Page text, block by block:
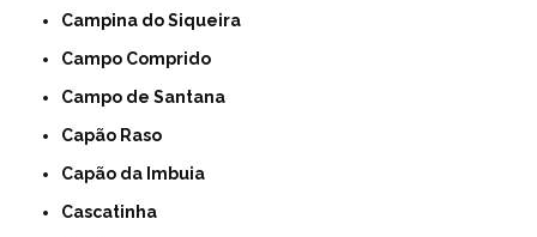
Campina do Siqueira
Campo Comprido
Campo de Santana
Capão Raso
Capão da Imbuia
Cascatinha